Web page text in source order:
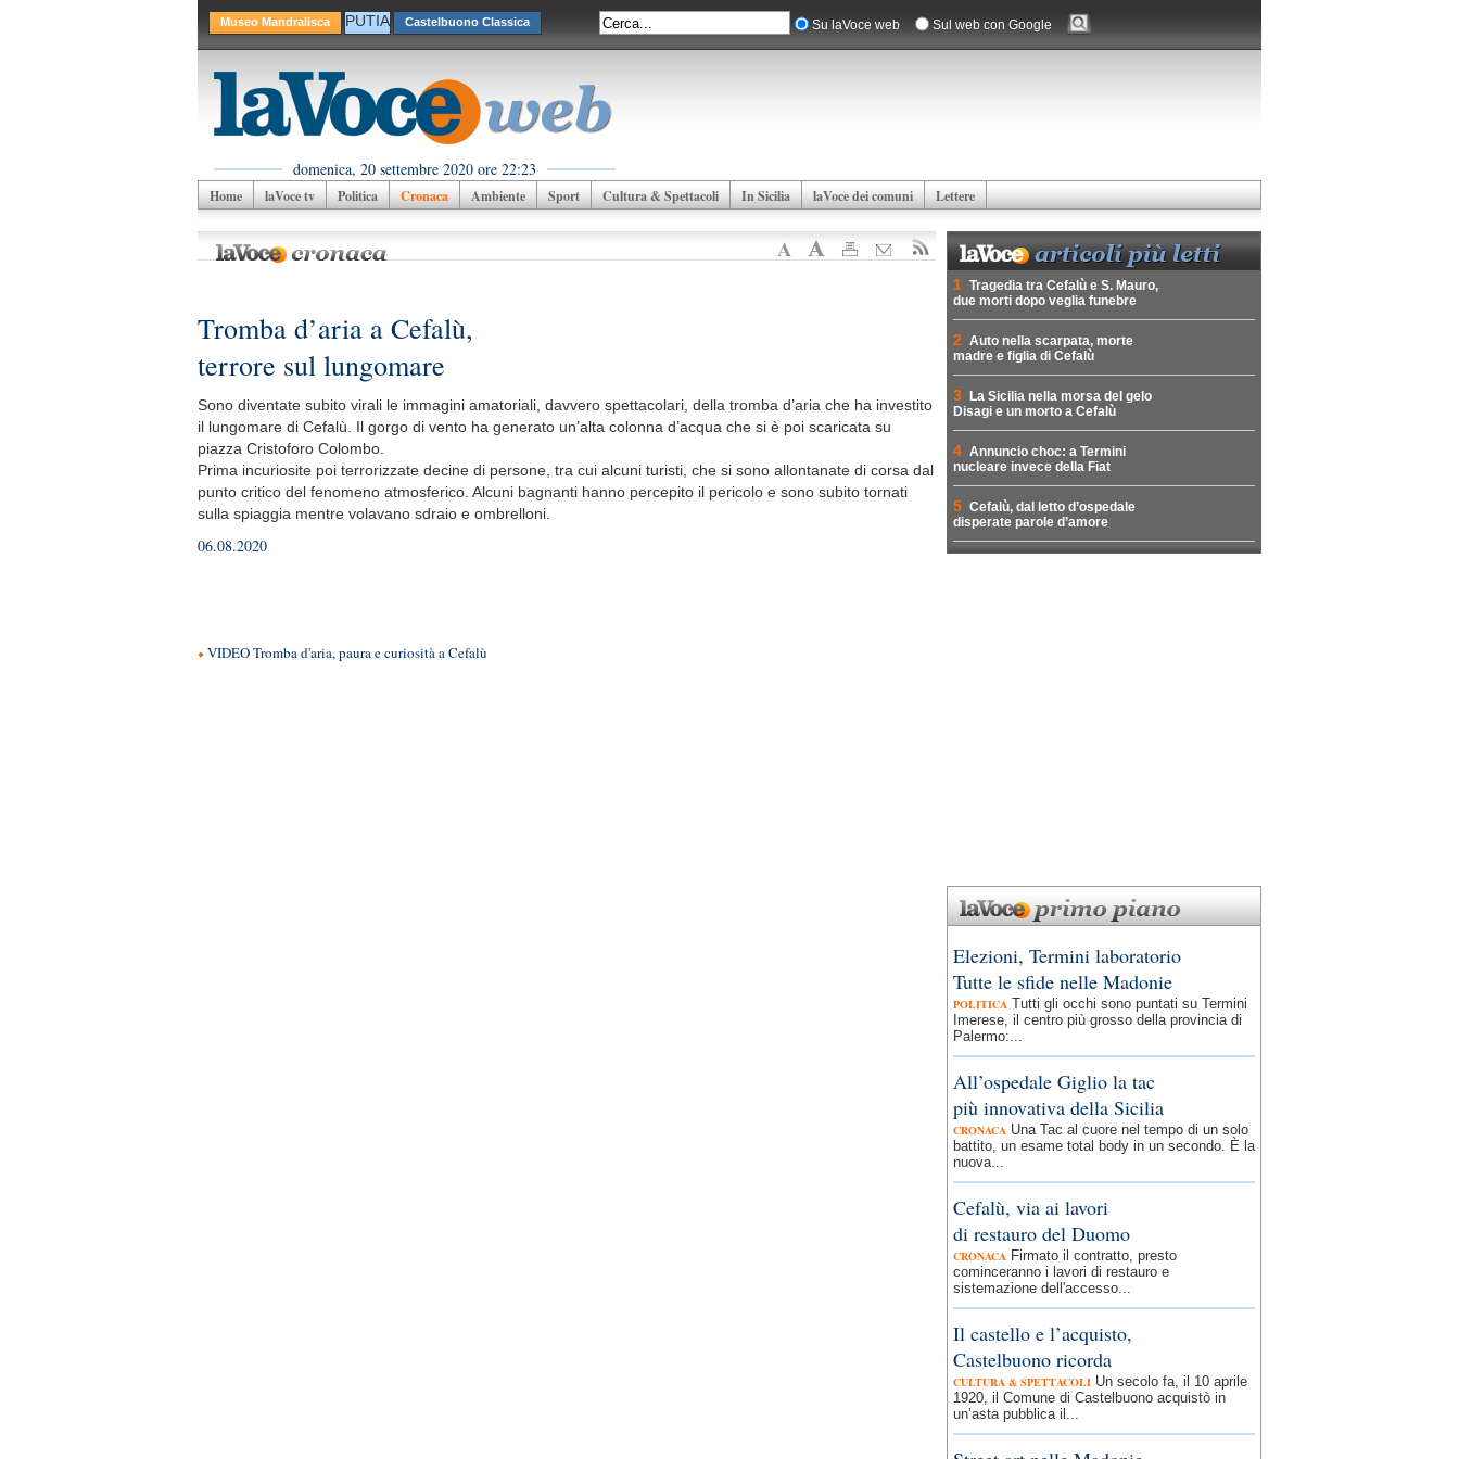
Museo Mandralisca PUTIA Castelbuono Classica Su laVoce web Sul web con Google
domenica, 20 settembre 2020 ore 22:23
Home laVoce tv Politica Cronaca Ambiente Sport Cultura & Spettacoli In Sicilia laVoce dei comuni Lettere
Tromba d’aria a Cefalù,
terrore sul lungomare
Sono diventate subito virali le immagini amatoriali, davvero spettacolari, della tromba d’aria che ha investito
il lungomare di Cefalù. Il gorgo di vento ha generato un’alta colonna d’acqua che si è poi scaricata su
piazza Cristoforo Colombo.
Prima incuriosite poi terrorizzate decine di persone, tra cui alcuni turisti, che si sono allontanate di corsa dal
punto critico del fenomeno atmosferico. Alcuni bagnanti hanno percepito il pericolo e sono subito tornati
sulla spiaggia mentre volavano sdraio e ombrelloni.
06.08.2020
VIDEO Tromba d'aria, paura e curiosità a Cefalù
1 Tragedia tra Cefalù e S. Mauro,
due morti dopo veglia funebre
2 Auto nella scarpata, morte
madre e figlia di Cefalù
3
La Sicilia nella morsa del gelo
Disagi e un morto a Cefalù
4 Annuncio choc: a Termini
nucleare invece della Fiat
5 Cefalù, dal letto d’ospedale
disperate parole d’amore
Elezioni, Termini laboratorio
Tutte le sfide nelle Madonie
POLITICA Tutti gli occhi sono puntati su Termini
Imerese, il centro più grosso della provincia di
Palermo:...
All’ospedale Giglio la tac
più innovativa della Sicilia
CRONACA Una Tac al cuore nel tempo di un solo
battito, un esame total body in un secondo. È la
nuova...
Cefalù, via ai lavori
di restauro del Duomo
CRONACA Firmato il contratto, presto
cominceranno i lavori di restauro e
sistemazione dell'accesso...
Il castello e l’acquisto,
Castelbuono ricorda
CULTURA & SPETTACOLI Un secolo fa, il 10 aprile
1920, il Comune di Castelbuono acquistò in
un’asta pubblica il...